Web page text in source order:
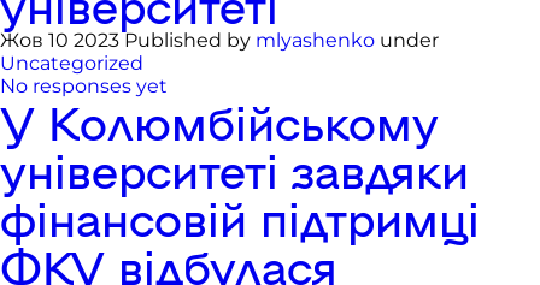
Жов 10 2023 Published by mlyashenko under
Uncategorized
No responses yet
У Колюмбійському
університеті завдяки
фінансовій підтримці
ФКУ відбулася